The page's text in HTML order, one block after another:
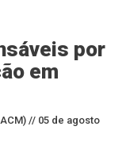
por
em
// 05 de agosto